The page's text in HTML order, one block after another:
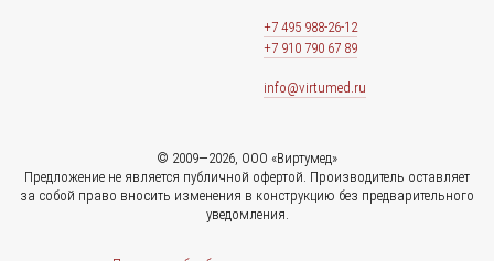
+7 495 988-26-12
+7 910 790 67 89
info@virtumed.ru
© 2009—2026, ООО «Виртумед»
Предложение не является публичной офертой. Производитель оставляет
за собой право вносить изменения в конструкцию без предварительного
уведомления.